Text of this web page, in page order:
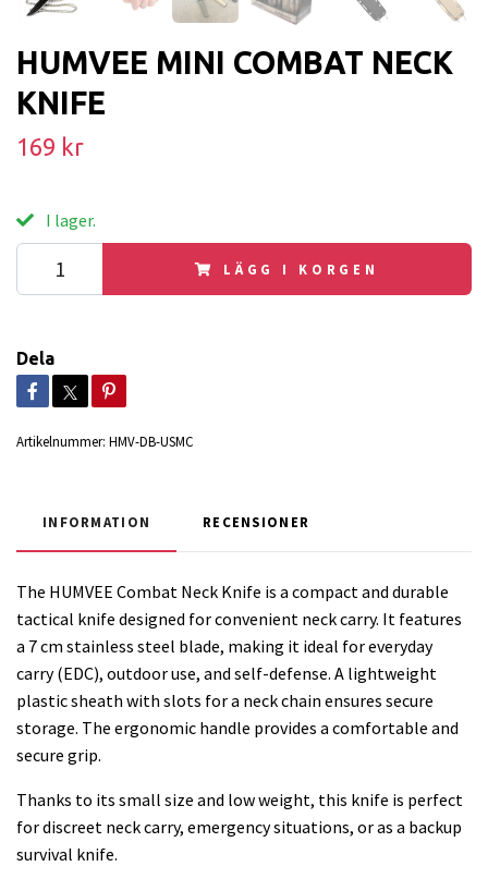
HUMVEE MINI COMBAT NECK
KNIFE
169 kr
I lager.
LÄGG I KORGEN
Dela
Artikelnummer: HMV-DB-USMC
INFORMATION RECENSIONER
The HUMVEE Combat Neck Knife is a compact and durable
tactical knife designed for convenient neck carry. It features
a 7 cm stainless steel blade, making it ideal for everyday
carry (EDC), outdoor use, and self-defense. A lightweight
plastic sheath with slots for a neck chain ensures secure
storage. The ergonomic handle provides a comfortable and
secure grip.
Thanks to its small size and low weight, this knife is perfect
for discreet neck carry, emergency situations, or as a backup
survival knife.